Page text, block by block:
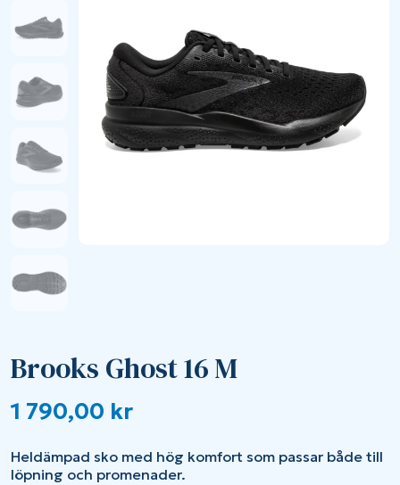
Brooks Ghost 16 M
1 790,00 kr
Heldämpad sko med hög komfort som passar både till
löpning och promenader.